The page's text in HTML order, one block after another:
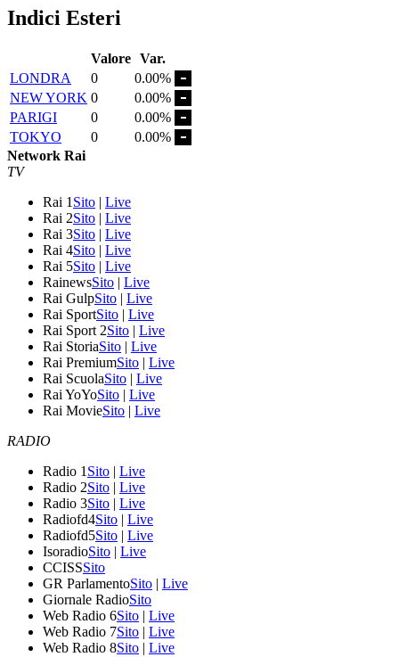
Indici Esteri
Valore Var.
LONDRA
0
0.00%
NEW YORK 0
0.00%
PARIGI
0
0.00%
TOKYO
0
0.00%
Network Rai
TV
Rai 1 Sito | Live
Rai 2Sito | Live
Rai 3Sito | Live
Rai 4Sito | Live
Rai 5Sito | Live
RainewsSito | Live
Rai GulpSito | Live
Rai SportSito | Live
Rai Sport 2Sito | Live
Rai StoriaSito | Live
Rai PremiumSito | Live
Rai ScuolaSito | Live
Rai YoYoSito | Live
Rai MovieSito | Live
RADIO
Radio 1 Sito | Live
Radio 2Sito | Live
Radio 3Sito | Live
Radiofd4Sito | Live
Radiofd5Sito | Live
IsoradioSito | Live
CCISSSito
GR ParlamentoSito | Live
Giornale RadioSito
Web Radio 6Sito | Live
Web Radio 7Sito | Live
Web Radio 8Sito | Live